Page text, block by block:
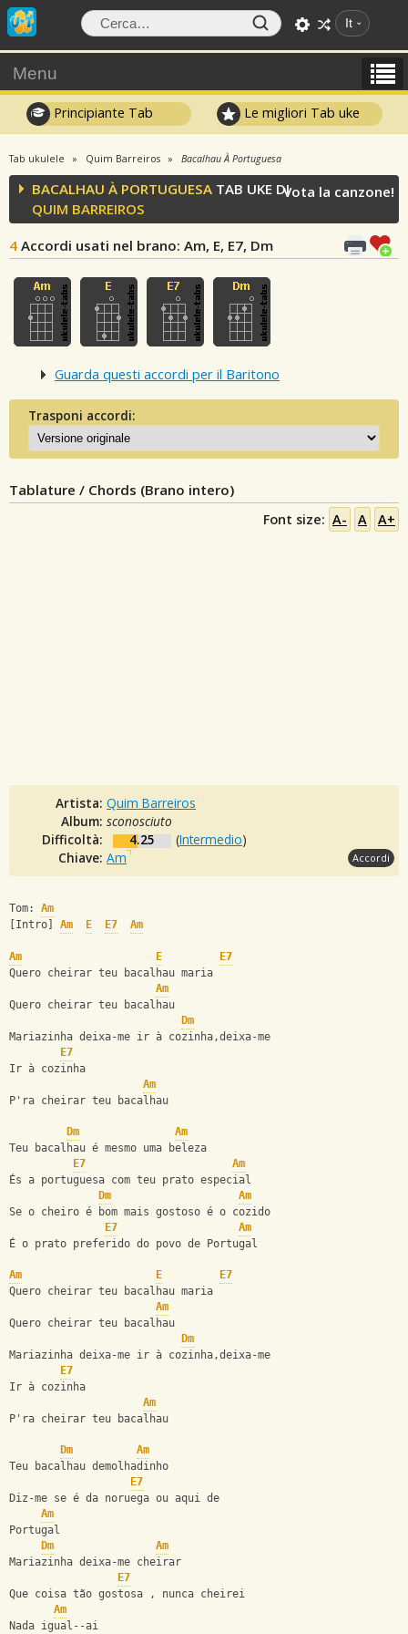
It
Menu
Principiante Tab Le migliori Tab uke
Tab ukulele Quim Barreiros Bacalhau À Portuguesa
BACALHAU À PORTUGUESA TAB UKE DI
QUIM BARREIROS
4 Accordi usati nel brano: Am, E, E7, Dm
Vota la canzone!
Guarda questi accordi per il Baritono
Trasponi accordi:
Tablature / Chords (Brano intero)
Font size: A- A A+
Artista: Quim Barreiros
Album: sconosciuto
Difficoltà:
4.25 (Intermedio)
Chiave: Am Accordi
Tom: Am
[Intro] Am E E7 Am
Am E
E7
Quero cheirar teu bacalhau maria
Am
Quero cheirar teu bacalhau
Dm
Mariazinha deixa-me ir à cozinha,deixa-me
E7
Ir à cozinha
Am
P'ra cheirar teu bacalhau
Dm
Am
Teu bacalhau é mesmo uma beleza
E7
Am
És a portuguesa com teu prato especial
Dm
Am
Se o cheiro é bom mais gostoso é o cozido
E7
Am
É o prato preferido do povo de Portugal
Am E
E7
Quero cheirar teu bacalhau maria
Am
Quero cheirar teu bacalhau
Dm
Mariazinha deixa-me ir à cozinha,deixa-me
E7
Ir à cozinha
Am
P'ra cheirar teu bacalhau
Dm
Am
Teu bacalhau demolhadinho
E7
Diz-me se é da noruega ou aqui de
Am
Portugal
Dm
Am
Mariazinha deixa-me cheirar
E7
Que coisa tão gostosa , nunca cheirei
Am
Nada igual--ai